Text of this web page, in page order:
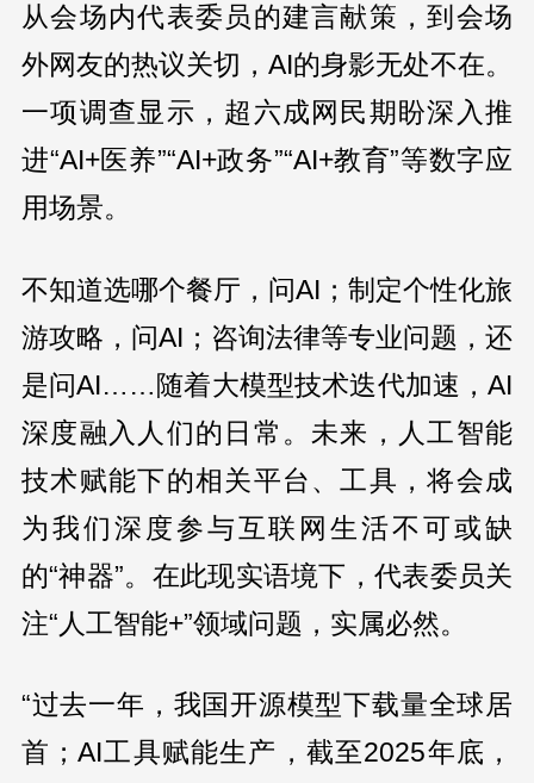
从会场内代表委员的建言献策，到会场
外网友的热议关切，AI的身影无处不在。
一项调查显示，超六成网民期盼深入推
进“AI+医养”“AI+政务”“AI+教育”等数字应
用场景。
不知道选哪个餐厅，问AI；制定个性化旅
游攻略，问AI；咨询法律等专业问题，还
是问AI……随着大模型技术迭代加速，AI
深度融入人们的日常。未来，人工智能
技术赋能下的相关平台、工具，将会成
为我们深度参与互联网生活不可或缺
的“神器”。在此现实语境下，代表委员关
注“人工智能+”领域问题，实属必然。
“过去一年，我国开源模型下载量全球居
首；AI工具赋能生产，截至2025年底，